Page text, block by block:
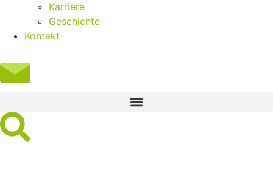
Karriere
Geschichte
Kontakt